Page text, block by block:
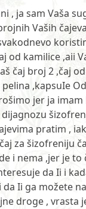
, ja sam Vaša
Vaših
od kamilice ,aii
čaj broj 2 ,čaj
pelina ,kapsuIe
jer ja imam
pratim ,
za šizofreniju
i nema ,jer je to
da Ii i
Ii ga možete
droge , vrasta